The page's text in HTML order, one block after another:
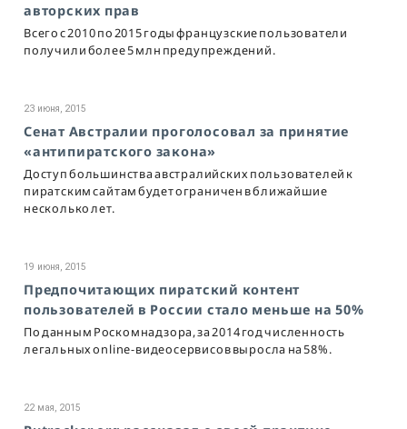
авторских прав
Всего с 2010 по 2015 годы французские пользователи
получили более 5 млн предупреждений.
23 июня, 2015
Сенат Австралии проголосовал за принятие
«антипиратского закона»
Доступ большинства австралийских пользователей к
пиратским сайтам будет ограничен в ближайшие
несколько лет.
19 июня, 2015
Предпочитающих пиратский контент
пользователей в России стало меньше на 50%
По данным Роскомнадзора, за 2014 год численность
легальных online-видеосервисов выросла на 58%.
22 мая, 2015